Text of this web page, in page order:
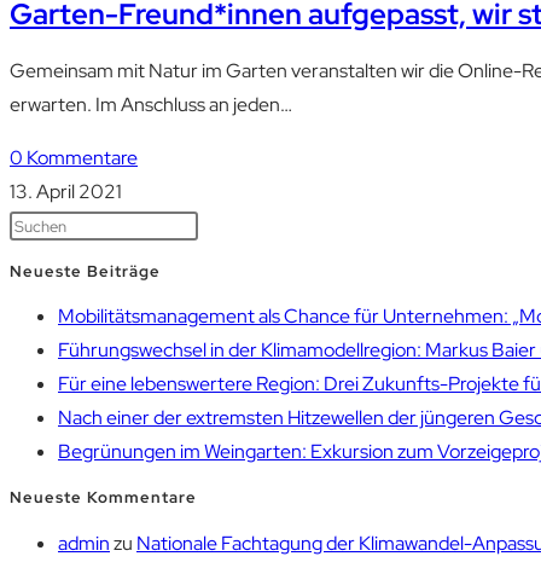
Garten-Freund*innen aufgepasst, wir
Gemeinsam mit Natur im Garten veranstalten wir die Online-
erwarten. Im Anschluss an jeden…
0 Kommentare
13. April 2021
Neueste Beiträge
Mobilitätsmanagement als Chance für Unternehmen:
Führungswechsel in der Klimamodellregion: Markus
Für eine lebenswertere Region: Drei Zukunfts-Projekte
Nach einer der extremsten Hitzewellen der jüngeren
Begrünungen im Weingarten: Exkursion zum
Neueste Kommentare
adminzu Nationale Fachtagung der Klimawandel-